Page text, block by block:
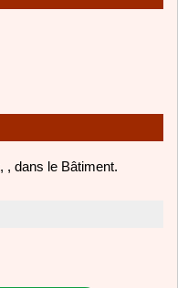
, dans le Bâtiment.